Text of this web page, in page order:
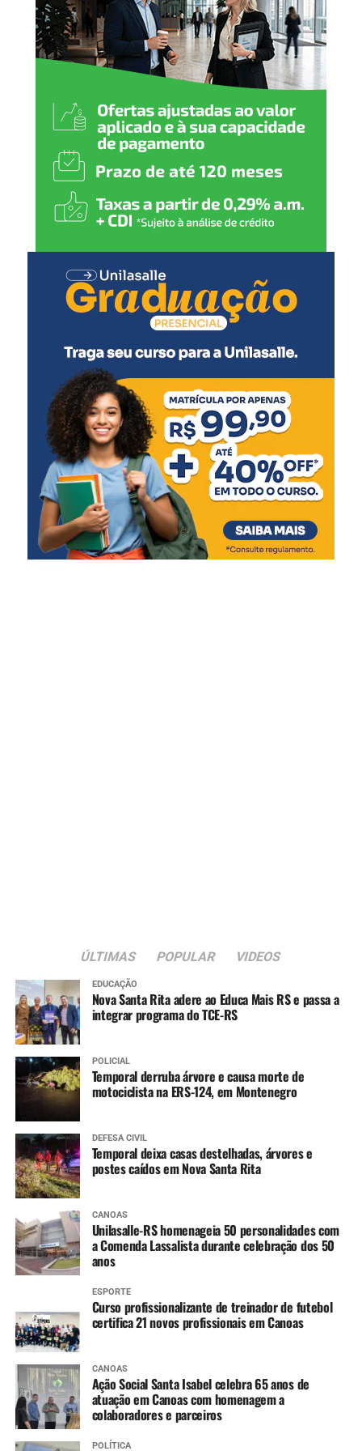
todas as circunstâncias da ocorrência.
Em cumprimento ao artigo 143 do Estatuto da Criança e
do Adolescente (ECA), a identidade da vítima é
preservada e não serão divulgadas informações que
A Polícia Civil orienta que informações sobre crimes
envolvendo crianças e adolescentes podem ser
repassadas de forma anônima à Delegacia de Proteção à
Criança e ao Adolescente (DPCA) de Canoas. As
denúncias podem ser feitas pelo WhatsApp (51) 98459-
0259 ou pela linha direta (51) 3425-9056.
ÚLTIMAS POPULAR VIDEOS
EDUCAÇÃO
Nova Santa Rita adere ao Educa Mais RS e passa a
integrar programa do TCE-RS
POLICIAL
Temporal derruba árvore e causa morte de
motociclista na ERS-124, em Montenegro
DEFESA CIVIL
Temporal deixa casas destelhadas, árvores e
postes caídos em Nova Santa Rita
CANOAS
Unilasalle-RS homenageia 50 personalidades com
a Comenda Lassalista durante celebração dos 50
anos
ESPORTE
Curso profissionalizante de treinador de futebol
certifica 21 novos profissionais em Canoas
CANOAS
Ação Social Santa Isabel celebra 65 anos de
atuação em Canoas com homenagem a
colaboradores e parceiros
POLÍTICA